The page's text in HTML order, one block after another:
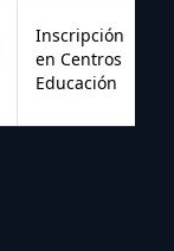
Inscripción
en Centros
Educación